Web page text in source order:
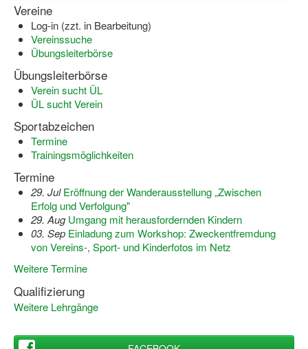
Vereine
Log-in (zzt. in Bearbeitung)
Vereinssuche
Übungsleiterbörse
Übungsleiterbörse
Verein sucht ÜL
ÜL sucht Verein
Sportabzeichen
Termine
Trainingsmöglichkeiten
Termine
29. Jul Eröffnung der Wanderausstellung „Zwischen
Erfolg und Verfolgung"
29. Aug Umgang mit herausfordernden Kindern
03. Sep Einladung zum Workshop: Zweckentfremdung
von Vereins-, Sport- und Kinderfotos im Netz
Weitere Termine
Qualifizierung
Weitere Lehrgänge